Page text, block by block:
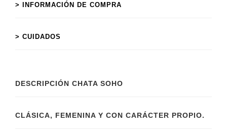
> INFORMACIÓN DE COMPRA
> CUIDADOS
DESCRIPCIÓN CHATA SOHO
CLÁSICA, FEMENINA Y CON CARÁCTER PROPIO.